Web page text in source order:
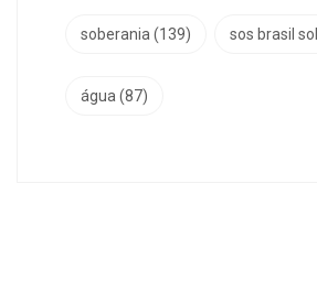
soberania (139) sos brasil
água (87)